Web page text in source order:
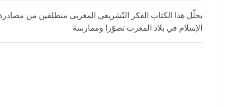
يحلّل هذا الكتاب الفكر التّشريعي المغربي منطلقين من
الإسلام في بلاد المغرب تصوّرا وممارسة